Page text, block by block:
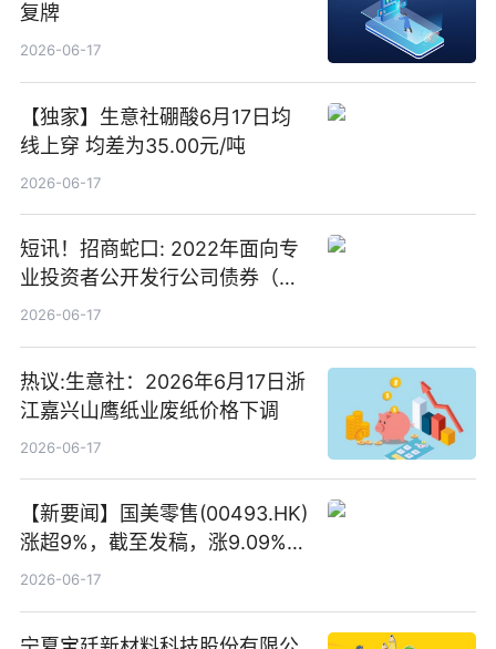
复牌
2026-06-17
【独家】生意社硼酸6月17日均
线上穿 均差为35.00元/吨
2026-06-17
短讯！招商蛇口: 2022年面向专
业投资者公开发行公司债券（第
二期）（品种二）2026年付息公
2026-06-17
热议:生意社：2026年6月17日浙
江嘉兴山鹰纸业废纸价格下调
2026-06-17
【新要闻】国美零售(00493.HK)
涨超9%，截至发稿，涨9.09%，
报0.012港元，成交额37.26万港
2026-06-17